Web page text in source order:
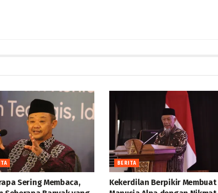
Sering Membaca,
BERITA
Kekerdilan Berpikir Membuat